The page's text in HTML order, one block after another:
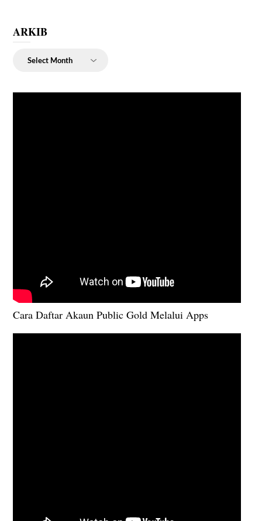
ARKIB
ARKIB
Cara Daftar Akaun Public Gold Melalui Apps